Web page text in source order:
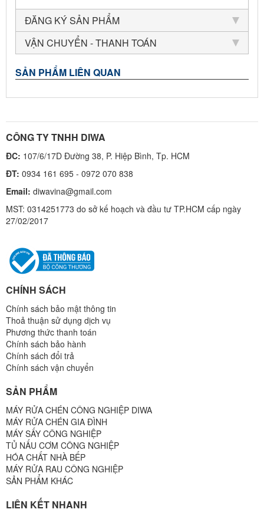
ĐĂNG KÝ SẢN PHẨM
VẬN CHUYỂN - THANH TOÁN
SẢN PHẨM LIÊN QUAN
CÔNG TY TNHH DIWA
ĐC: 107/6/17D Đường 38, P. Hiệp Bình, Tp. HCM
ĐT: 0934 161 695 - 0972 070 838
Email: diwavina@gmail.com
MST: 0314251773 do sở kế hoạch và đầu tư TP.HCM cấp ngày
27/02/2017
CHÍNH SÁCH
Chính sách bảo mật thông tin
Thoả thuận sử dụng dịch vụ
Phương thức thanh toán
Chính sách bảo hành
Chính sách đổi trả
Chính sách vận chuyển
SẢN PHẨM
MÁY RỬA CHÉN CÔNG NGHIỆP DIWA
MÁY RỬA CHÉN GIA ĐÌNH
MÁY SẤY CÔNG NGHIỆP
TỦ NẤU CƠM CÔNG NGHIỆP
HÓA CHẤT NHÀ BẾP
MÁY RỬA RAU CÔNG NGHIỆP
SẢN PHẨM KHÁC
LIÊN KẾT NHANH